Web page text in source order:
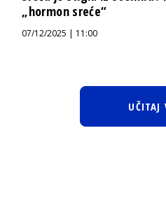
„hormon sreće“
07/12/2025 | 11:00
UČITAJ